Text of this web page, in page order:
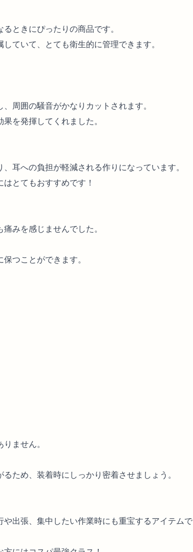
ときにぴったりの商品です。
ていて、とても衛生的に管理できます。
周囲の騒音がかなりカットされます。
を発揮してくれました。
耳への負担が軽減される作りになっています。
とてもおすすめです！
みを感じませんでした。
つことができます。
ません。
ため、装着時にしっかり密着させましょう。
出張、集中したい作業時にも重宝するアイテムで